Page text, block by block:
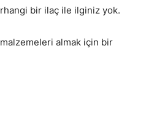
bir ilaç ile ilginiz yok.
almak için bir